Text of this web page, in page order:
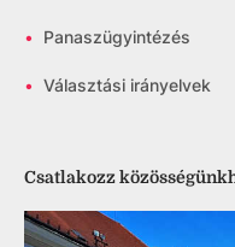
• Panaszügyintézés
• Választási irányelvek
Csatlakozz